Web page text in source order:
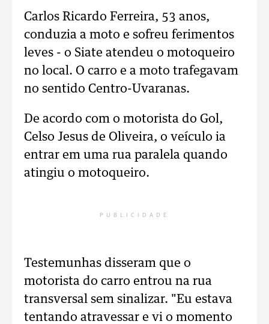
Carlos Ricardo Ferreira, 53 anos,
conduzia a moto e sofreu ferimentos
leves - o Siate atendeu o motoqueiro
no local. O carro e a moto trafegavam
no sentido Centro-Uvaranas.
De acordo com o motorista do Gol,
Celso Jesus de Oliveira, o veículo ia
entrar em uma rua paralela quando
atingiu o motoqueiro.
PUBLICIDADE
Testemunhas disseram que o
motorista do carro entrou na rua
transversal sem sinalizar. "Eu estava
tentando atravessar e vi o momento